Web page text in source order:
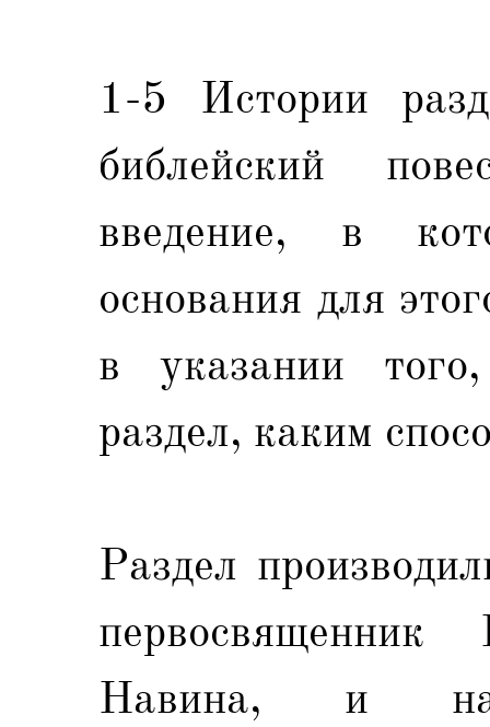
1-5 Истории
библейский
введение, в
основания для
в указании
раздел, каким
Раздел
Навина, и